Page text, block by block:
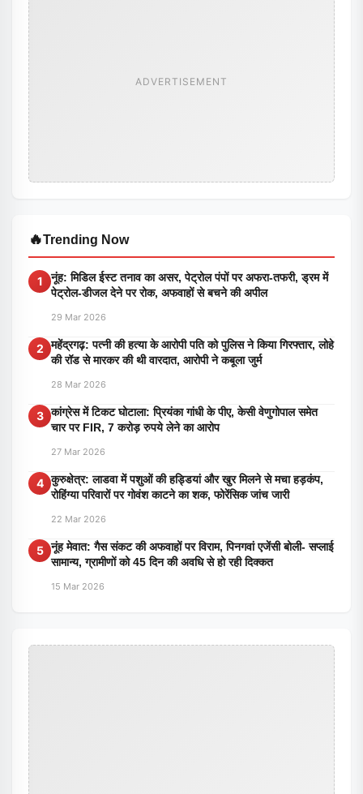
ADVERTISEMENT
🔥Trending Now
1
नूंह: मिडिल ईस्ट तनाव का असर, पेट्रोल पंपों पर अफरा-तफरी, ड्रम में
पेट्रोल-डीजल देने पर रोक, अफवाहों से बचने की अपील
29 Mar 2026
2
महेंद्रगढ़: पत्नी की हत्या के आरोपी पति को पुलिस ने किया गिरफ्तार, लोहे
की रॉड से मारकर की थी वारदात, आरोपी ने कबूला जुर्म
28 Mar 2026
3 कांग्रेस में टिकट घोटाला: प्रियंका गांधी के पीए, केसी वेणुगोपाल समेत
चार पर FIR, 7 करोड़ रुपये लेने का आरोप
27 Mar 2026
4 कुरुक्षेत्र: लाडवा में पशुओं की हड्डियां और खुर मिलने से मचा हड़कंप,
रोहिंग्या परिवारों पर गोवंश काटने का शक, फोरेंसिक जांच जारी
22 Mar 2026
5 नूंह मेवात: गैस संकट की अफवाहों पर विराम, पिनगवां एजेंसी बोली- सप्लाई
सामान्य, ग्रामीणों को 45 दिन की अवधि से हो रही दिक्कत
15 Mar 2026